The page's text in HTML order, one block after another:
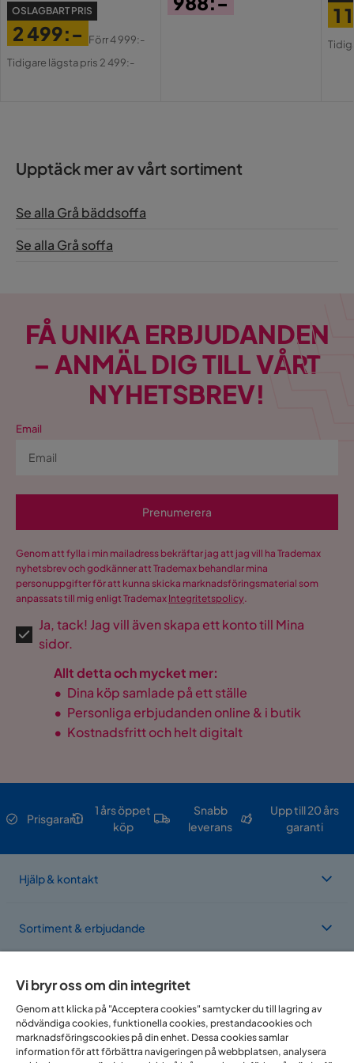
Serie
OSLAGBART PRIS
Pris
2 499:-
Original
Förr4 999:-
Tidigare lägsta pris 2 499:-
1
Upptäck mer av vårt sortiment
Se alla Grå bäddsoffa
Se alla Grå soffa
FÅ UNIKA ERBJUDANDEN
– ANMÄL DIG TILL VÅRT
NYHETSBREV!
Email
Prenumerera
Genom att fylla i min mailadress bekräftar jag att jag vill ha Trademax
nyhetsbrev och godkänner att Trademax behandlar mina
personuppgifter för att kunna skicka marknadsföringsmaterial som
anpassats till mig enligt Trademax Integritetspolicy.
Ja, tack! Jag vill även skapa ett konto till Mina
sidor.
Allt detta och mycket mer:
• Dina köp samlade på ett ställe
• Personliga erbjudanden online & i butik
• Kostnadsfritt och helt digitalt
Prisgaranti
1 års öppet
köp
Snabb
leverans
Upp till 20 års
garanti
Hjälp & kontakt
Sortiment & erbjudande
Vi finns i flera länder
Vi bryr oss om din integritet
Genom att klicka på "Acceptera cookies" samtycker du till lagring av
nödvändiga cookies, funktionella cookies, prestandacookies och
marknadsföringscookies på din enhet. Dessa cookies samlar
information för att förbättra navigeringen på webbplatsen, analysera